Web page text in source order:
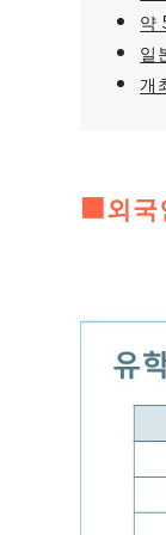
약
일
개
■외국